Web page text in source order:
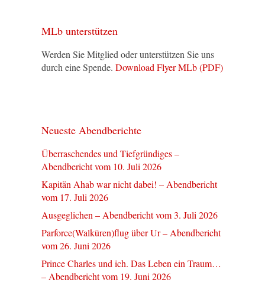
MLb unterstützen
Werden Sie Mitglied oder unterstützen Sie uns
durch eine Spende. Download Flyer MLb (PDF)
Neueste Abendberichte
Überraschendes und Tiefgründiges –
Abendbericht vom 10. Juli 2026
Kapitän Ahab war nicht dabei! – Abendbericht
vom 17. Juli 2026
Ausgeglichen – Abendbericht vom 3. Juli 2026
Parforce(Walküren)flug über Ur – Abendbericht
vom 26. Juni 2026
Prince Charles und ich. Das Leben ein Traum…
– Abendbericht vom 19. Juni 2026